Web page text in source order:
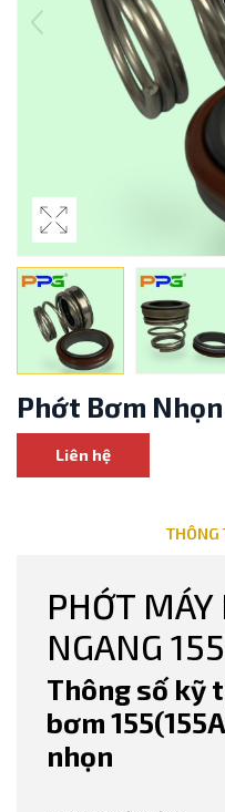
Phớt Bơm
Liên hệ
THÔNG
PHỚT
NGANG 155
Thông số kỹ
bơm
nhọn